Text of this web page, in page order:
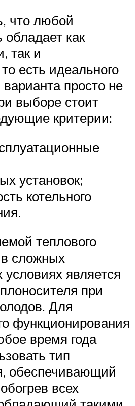
что любой
обладает как
так и
есть идеального
варианта просто не
выборе стоит
критерии:
установок;
котельного
теплового
сложных
условиях является
при
Для
функционирования
время года
тип
обеспечивающий
всех